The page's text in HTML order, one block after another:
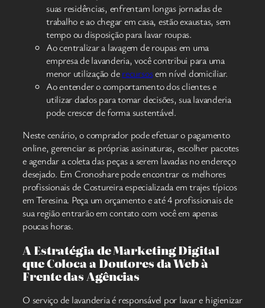
suas residências, enfrentam longas jornadas de
trabalho e ao chegar em casa, estão exaustas, sem
tempo ou disposição para lavar roupas.
Ao centralizar a lavagem de roupas em uma
empresa de lavanderia, você contribui para uma
menor utilização derecursosem nível domiciliar.
Ao entender o comportamento dos clientes e
utilizar dados para tomar decisões, sua lavanderia
pode crescer de forma sustentável.
Neste cenário, o comprador pode efetuar o pagamento
online, gerenciar as próprias assinaturas, escolher pacotes
e agendar a coleta das peças a serem lavadas no endereço
desejado. Em Cronoshare pode encontrar os melhores
profissionais de Costureira especializada em trajes típicos
em Teresina. Peça um orçamento e até 4 profissionais de
sua região entrarão em contato com você em apenas
poucas horas.
A Estratégia de Marketing Digital
que Coloca a Doutores da Web à
Frente das Agências
O serviço de lavanderia é responsável por lavar e higienizar